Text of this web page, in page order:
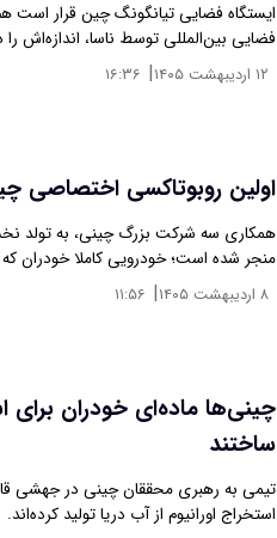
ایستگاه فضایی تیانگونگ چین قرار است
فضایی بین‌المللی توسط ناسا، اندازه‌اش را
۱۲ اردیبهشت ۱۴۰۵ | ۱۶:۳۶
اولین روبوتاکسی اختصاصی
همکاری سه شرکت بزرگ چینی، به تولد
منجر شده است؛ خودرویی کاملا خودران
۸ اردیبهشت ۱۴۰۵ | ۱۱:۵۶
چینی‌ها ماده‌ای خودران برای
ساختند
تیمی به رهبری محققان چینی در جهشی
استخراج اورانیوم از آب دریا تولید کرده‌اند.